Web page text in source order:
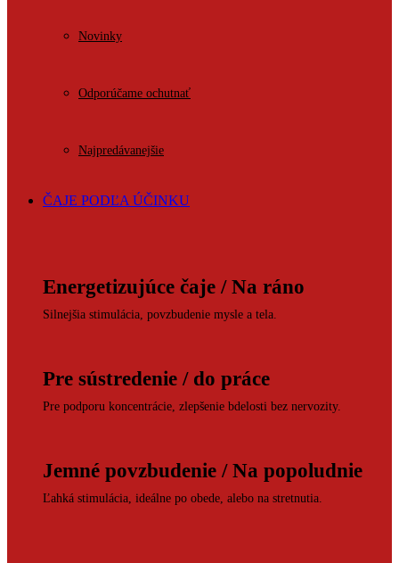
Novinky
Odporúčame ochutnať
Najpredávanejšie
ČAJE PODĽA ÚČINKU
Energetizujúce čaje / Na ráno
Silnejšia stimulácia, povzbudenie mysle a tela.
Pre sústredenie / do práce
Pre podporu koncentrácie, zlepšenie bdelosti bez nervozity.
Jemné povzbudenie / Na popoludnie
Ľahká stimulácia, ideálne po obede, alebo na stretnutia.